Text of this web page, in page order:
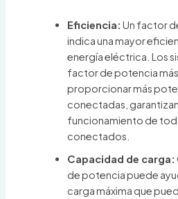
Eficiencia: Un factor
indica una mayor
energía eléctrica. Los
factor de potencia
proporcionar más
conectadas,
funcionamiento de
conectados.
Capacidad de carga:
de potencia puede
carga máxima que